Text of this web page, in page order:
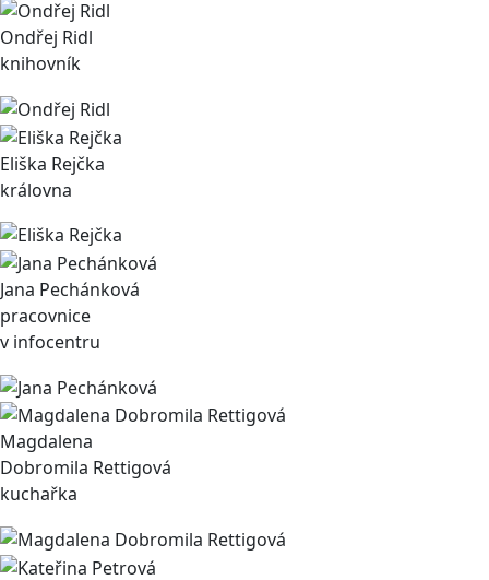
Ondřej Ridl
knihovník
Eliška Rejčka
královna
Jana Pechánková
pracovnice
v infocentru
Magdalena
Dobromila Rettigová
kuchařka